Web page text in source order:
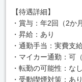
【待遇詳細】
・賞与：年2回（2か
・昇給：あり
・通勤手当：実費支
・マイカー通勤：可
・転勤の可能性：なし
・受動喫煙対策：あ